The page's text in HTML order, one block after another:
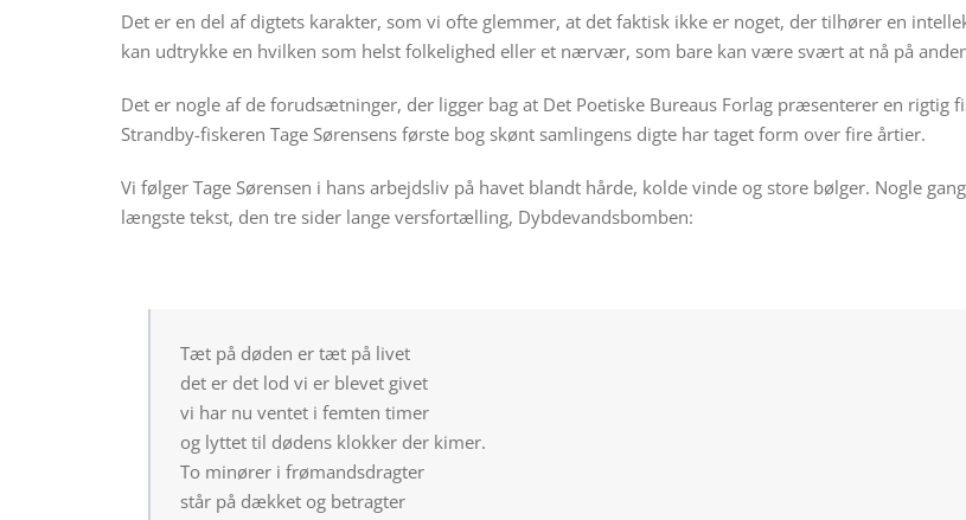
Det er en del af digtets karakter, som vi ofte glemmer, at det faktisk ikke er noget, der tilhører en
kan udtrykke en hvilken som helst folkelighed eller et nærvær, som bare kan være svært at nå på
Det er nogle af de forudsætninger, der ligger bag at Det Poetiske Bureaus Forlag præsenterer en rigtig
Strandby-fiskeren Tage Sørensens første bog skønt samlingens digte har taget form over fire årtier.
Vi følger Tage Sørensen i hans arbejdsliv på havet blandt hårde, kolde vinde og store bølger. Nogle
længste tekst, den tre sider lange versfortælling, Dybdevandsbomben:
Tæt på døden er tæt på livet
det er det lod vi er blevet givet
vi har nu ventet i femten timer
og lyttet til dødens klokker der kimer.
To minører i frømandsdragter
står på dækket og betragter